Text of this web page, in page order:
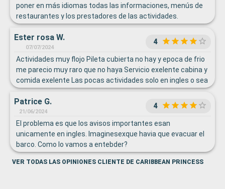
poner en más idiomas todas las informaciones, menús de
restaurantes y los prestadores de las actividades.
Ester rosa W.
07/07/2024
4
Actividades muy flojo Pileta cubierta no hay y epoca de frio
me parecio muy raro que no haya Servicio exelente cabina y
comida exelente Las pocas actividades solo en ingles o sea
que el que no entiende realmente no hay lo que hacer
Patrice G.
21/06/2024
4
El problema es que los avisos importantes esan
unicamente en ingles. Imaginesexque havia que evacuar el
barco. Como lo vamos a entebder?
VER TODAS LAS OPINIONES CLIENTE DE CARIBBEAN PRINCESS